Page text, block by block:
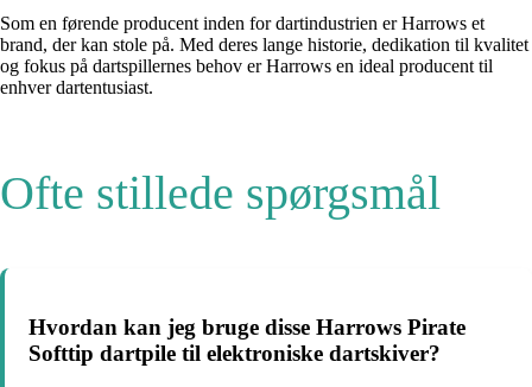
Som en førende producent inden for dartindustrien er Harrows et
brand, der kan stole på. Med deres lange historie, dedikation til kvalitet
og fokus på dartspillernes behov er Harrows en ideal producent til
enhver dartentusiast.
Ofte stillede spørgsmål
Hvordan kan jeg bruge disse Harrows Pirate
Softtip dartpile til elektroniske dartskiver?